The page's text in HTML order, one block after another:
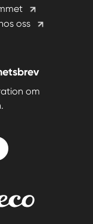
oss
om